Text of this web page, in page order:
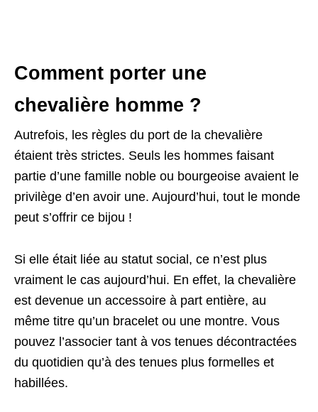
Comment porter une
chevalière homme ?
Autrefois, les règles du port de la chevalière
étaient très strictes. Seuls les hommes faisant
partie d’une famille noble ou bourgeoise avaient le
privilège d’en avoir une. Aujourd’hui, tout le monde
peut s’offrir ce bijou !
Si elle était liée au statut social, ce n’est plus
vraiment le cas aujourd’hui. En effet, la chevalière
est devenue un accessoire à part entière, au
même titre qu’un bracelet ou une montre. Vous
pouvez l’associer tant à vos tenues décontractées
du quotidien qu’à des tenues plus formelles et
habillées.